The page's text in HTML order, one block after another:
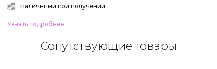
Наличными при получении
Узнать подробнее
Сопутствующие товары